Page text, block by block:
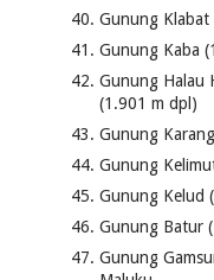
Gunung Klabat
Gunung Kaba
Gunung Halau
(1.901 m dpl)
Gunung
Gunung
Gunung Kelud
Gunung Batur
Gunung